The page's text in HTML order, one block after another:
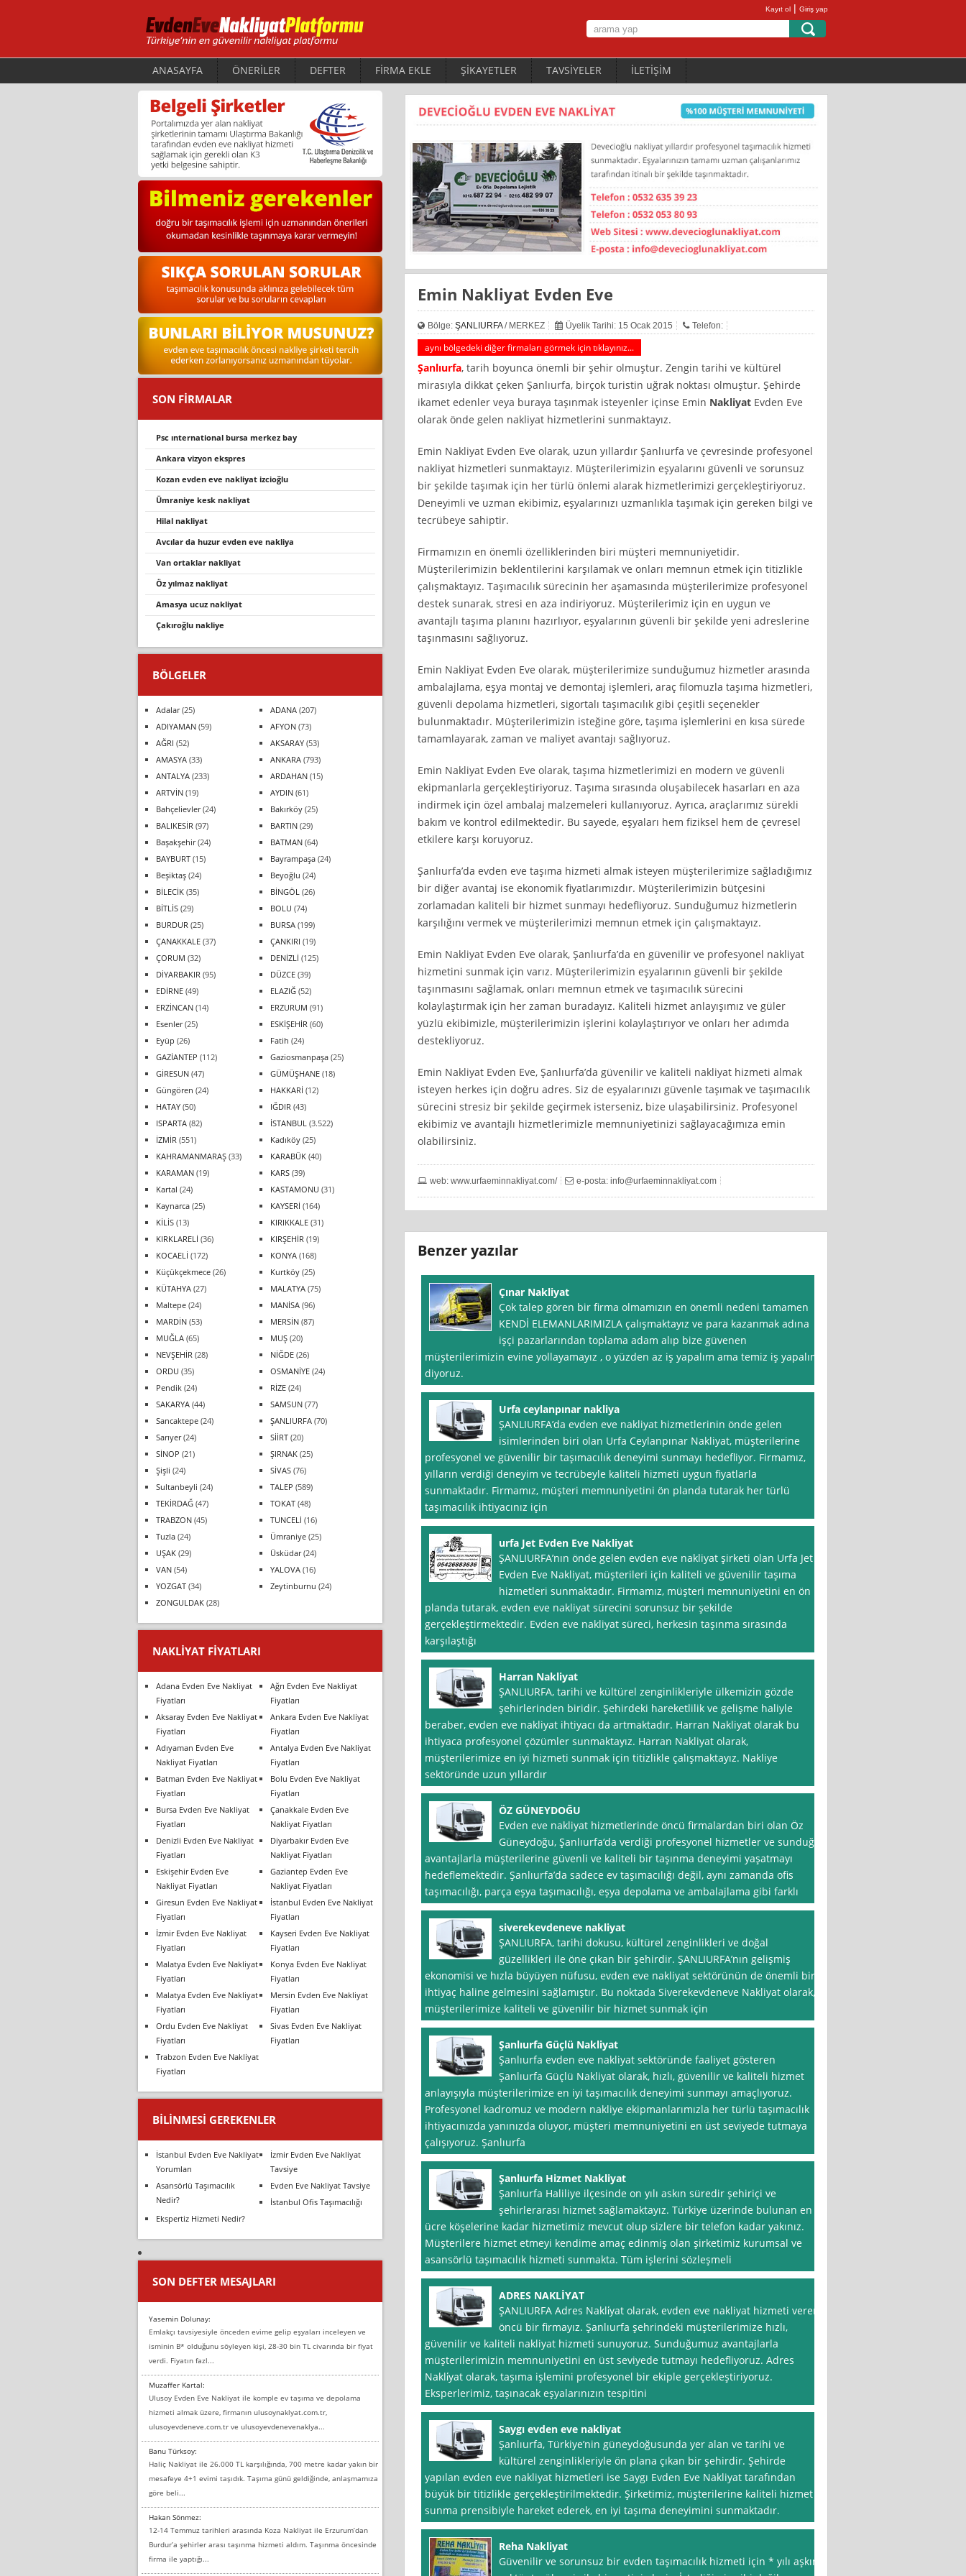
Kayıt ol | Giriş yap
ANASAYFA ÖNERİLER DEFTER FİRMA EKLE ŞİKAYETLER TAVSİYELER İLETİŞİM
Emin Nakliyat Evden Eve
Bölge: ŞANLIURFA/ MERKEZ Üyelik Tarihi: 15 Ocak 2015 Telefon:
aynı bölgedeki diğer firmaları görmek için tıklayınız...
Şanlıurfa, tarih boyunca önemli bir şehir olmuştur. Zengin tarihi ve kültürel
mirasıyla dikkat çeken Şanlıurfa, birçok turistin uğrak noktası olmuştur. Şehirde
ikamet edenler veya buraya taşınmak isteyenler içinse Emin NakliyatEvden Eve
olarak önde gelen nakliyat hizmetlerini sunmaktayız.
Emin Nakliyat Evden Eve olarak, uzun yıllardır Şanlıurfa ve çevresinde profesyonel
nakliyat hizmetleri sunmaktayız. Müşterilerimizin eşyalarını güvenli ve sorunsuz
bir şekilde taşımak için her türlü önlemi alarak hizmetlerimizi gerçekleştiriyoruz.
Deneyimli ve uzman ekibimiz, eşyalarınızı uzmanlıkla taşımak için gereken bilgi ve
tecrübeye sahiptir.
Firmamızın en önemli özelliklerinden biri müşteri memnuniyetidir.
Müşterilerimizin beklentilerini karşılamak ve onları memnun etmek için titizlikle
çalışmaktayız. Taşımacılık sürecinin her aşamasında müşterilerimize profesyonel
destek sunarak, stresi en aza indiriyoruz. Müşterilerimiz için en uygun ve
avantajlı taşıma planını hazırlıyor, eşyalarının güvenli bir şekilde yeni adreslerine
taşınmasını sağlıyoruz.
Emin Nakliyat Evden Eve olarak, müşterilerimize sunduğumuz hizmetler arasında
ambalajlama, eşya montaj ve demontaj işlemleri, araç filomuzla taşıma hizmetleri,
güvenli depolama hizmetleri, sigortalı taşımacılık gibi çeşitli seçenekler
bulunmaktadır. Müşterilerimizin isteğine göre, taşıma işlemlerini en kısa sürede
tamamlayarak, zaman ve maliyet avantajı sağlıyoruz.
Emin Nakliyat Evden Eve olarak, taşıma hizmetlerimizi en modern ve güvenli
ekipmanlarla gerçekleştiriyoruz. Taşıma sırasında oluşabilecek hasarları en aza
indirmek için özel ambalaj malzemeleri kullanıyoruz. Ayrıca, araçlarımız sürekli
bakım ve kontrol edilmektedir. Bu sayede, eşyaları hem fiziksel hem de çevresel
etkilere karşı koruyoruz.
Şanlıurfa’da evden eve taşıma hizmeti almak isteyen müşterilerimize sağladığımız
bir diğer avantaj ise ekonomik fiyatlarımızdır. Müşterilerimizin bütçesini
zorlamadan kaliteli bir hizmet sunmayı hedefliyoruz. Sunduğumuz hizmetlerin
karşılığını vermek ve müşterilerimizi memnun etmek için çalışmaktayız.
Emin Nakliyat Evden Eve olarak, Şanlıurfa’da en güvenilir ve profesyonel nakliyat
hizmetini sunmak için varız. Müşterilerimizin eşyalarının güvenli bir şekilde
taşınmasını sağlamak, onları memnun etmek ve taşımacılık sürecini
kolaylaştırmak için her zaman buradayız. Kaliteli hizmet anlayışımız ve güler
yüzlü ekibimizle, müşterilerimizin işlerini kolaylaştırıyor ve onları her adımda
destekliyoruz.
Emin Nakliyat Evden Eve, Şanlıurfa’da güvenilir ve kaliteli nakliyat hizmeti almak
isteyen herkes için doğru adres. Siz de eşyalarınızı güvenle taşımak ve taşımacılık
sürecini stresiz bir şekilde geçirmek isterseniz, bize ulaşabilirsiniz. Profesyonel
ekibimiz ve avantajlı hizmetlerimizle memnuniyetinizi sağlayacağımıza emin
olabilirsiniz.
web: www.urfaeminnakliyat.com/ e-posta: info@urfaeminnakliyat.com
Benzer yazılar
Çınar Nakliyat
Çok talep gören bir firma olmamızın en önemli nedeni tamamen
KENDİ ELEMANLARIMIZLA çalışmaktayız ve para kazanmak adına
işçi pazarlarından toplama adam alıp bize güvenen
müşterilerimizin evine yollayamayız , o yüzden az iş yapalım ama temiz iş yapalım
diyoruz.
Urfa ceylanpınar nakliya
ŞANLIURFA’da evden eve nakliyat hizmetlerinin önde gelen
isimlerinden biri olan Urfa Ceylanpınar Nakliyat, müşterilerine
profesyonel ve güvenilir bir taşımacılık deneyimi sunmayı hedefliyor. Firmamız,
yılların verdiği deneyim ve tecrübeyle kaliteli hizmeti uygun fiyatlarla
sunmaktadır. Firmamız, müşteri memnuniyetini ön planda tutarak her türlü
taşımacılık ihtiyacınız için
urfa Jet Evden Eve Nakliyat
ŞANLIURFA’nın önde gelen evden eve nakliyat şirketi olan Urfa Jet
Evden Eve Nakliyat, müşterileri için kaliteli ve güvenilir taşıma
hizmetleri sunmaktadır. Firmamız, müşteri memnuniyetini en ön
planda tutarak, evden eve nakliyat sürecini sorunsuz bir şekilde
gerçekleştirmektedir. Evden eve nakliyat süreci, herkesin taşınma sırasında
karşılaştığı
Harran Nakliyat
ŞANLIURFA, tarihi ve kültürel zenginlikleriyle ülkemizin gözde
şehirlerinden biridir. Şehirdeki hareketlilik ve gelişme haliyle
beraber, evden eve nakliyat ihtiyacı da artmaktadır. Harran Nakliyat olarak bu
ihtiyaca profesyonel çözümler sunmaktayız. Harran Nakliyat olarak,
müşterilerimize en iyi hizmeti sunmak için titizlikle çalışmaktayız. Nakliye
sektöründe uzun yıllardır
ÖZ GÜNEYDOĞU
Evden eve nakliyat hizmetlerinde öncü firmalardan biri olan Öz
Güneydoğu, Şanlıurfa‘da verdiği profesyonel hizmetler ve sunduğu
avantajlarla müşterilerine güvenli ve kaliteli bir taşınma deneyimi yaşatmayı
hedeflemektedir. Şanlıurfa’da sadece ev taşımacılığı değil, aynı zamanda ofis
taşımacılığı, parça eşya taşımacılığı, eşya depolama ve ambalajlama gibi farklı
siverekevdeneve nakliyat
ŞANLIURFA, tarihi dokusu, kültürel zenginlikleri ve doğal
güzellikleri ile öne çıkan bir şehirdir. ŞANLIURFA’nın gelişmiş
ekonomisi ve hızla büyüyen nüfusu, evden eve nakliyat sektörünün de önemli bir
ihtiyaç haline gelmesini sağlamıştır. Bu noktada Siverekevdeneve Nakliyat olarak,
müşterilerimize kaliteli ve güvenilir bir hizmet sunmak için
Şanlıurfa Güçlü Nakliyat
Şanlıurfa evden eve nakliyat sektöründe faaliyet gösteren
Şanlıurfa Güçlü Nakliyat olarak, hızlı, güvenilir ve kaliteli hizmet
anlayışıyla müşterilerimize en iyi taşımacılık deneyimi sunmayı amaçlıyoruz.
Profesyonel kadromuz ve modern nakliye ekipmanlarımızla her türlü taşımacılık
ihtiyacınızda yanınızda oluyor, müşteri memnuniyetini en üst seviyede tutmaya
çalışıyoruz. Şanlıurfa
Şanlıurfa Hizmet Nakliyat
Şanlıurfa Haliliye ilçesinde on yılı askın süredir şehiriçi ve
şehirlerarası hizmet sağlamaktayız. Türkiye üzerinde bulunan en
ücre köşelerine kadar hizmetimiz mevcut olup sizlere bir telefon kadar yakınız.
Müşterilere hizmet etmeyi kendime amaç edinmiş olan şirketimiz kurumsal ve
asansörlü taşımacılık hizmeti sunmakta. Tüm işlerini sözleşmeli
ADRES NAKLİYAT
ŞANLIURFA Adres Nakli̇yat olarak, evden eve nakliyat hizmeti veren
öncü bir firmayız. Şanlıurfa şehrindeki müşterilerimize hızlı,
güvenilir ve kaliteli nakliyat hizmeti sunuyoruz. Sunduğumuz avantajlarla
müşterilerimizin memnuniyetini en üst seviyede tutmayı hedefliyoruz. Adres
Nakli̇yat olarak, taşıma işlemini profesyonel bir ekiple gerçekleştiriyoruz.
Eksperlerimiz, taşınacak eşyalarınızın tespitini
Saygı evden eve nakliyat
Şanlıurfa, Türkiye’nin güneydoğusunda yer alan ve tarihi ve
kültürel zenginlikleriyle ön plana çıkan bir şehirdir. Şehirde
yapılan evden eve nakliyat hizmetleri ise Saygı Evden Eve Nakliyat tarafından
büyük bir titizlikle gerçekleştirilmektedir. Şirketimiz, müşterilerine kaliteli hizmet
sunma prensibiyle hareket ederek, en iyi taşıma deneyimini sunmaktadır.
Reha Nakliyat
Güvenilir ve sorunsuz bir evden taşımacılık hizmeti için * yılı aşkın
SON FİRMALAR
psc ınternational bursa merkez bay
ankara vizyon ekspres
kozan evden eve nakli̇yat i̇zci̇oğlu
ümraniye kesk nakliyat
hilal nakliyat
avcılar da huzur evden eve nakliya
van ortaklar nakliyat
öz yılmaz nakliyat
amasya ucuz nakliyat
çakıroğlu nakliye
BÖLGELER
Adalar(25) ADANA (207)
ADIYAMAN (59) AFYON (73)
AĞRI (52) AKSARAY (53)
AMASYA (33) ANKARA (793)
ANTALYA (233) ARDAHAN (15)
ARTVİN (19) AYDIN (61)
Bahçelievler(24) Bakırköy (25)
BALIKESİR (97) BARTIN (29)
Başakşehir(24) BATMAN (64)
BAYBURT (15) Bayrampaşa (24)
Beşiktaş (24) Beyoğlu (24)
BİLECİK (35) BİNGÖL (26)
BİTLİS (29) BOLU (74)
BURDUR (25) BURSA (199)
ÇANAKKALE (37) ÇANKIRI (19)
ÇORUM (32) DENİZLİ (125)
DİYARBAKIR (95) DÜZCE (39)
EDİRNE (49) ELAZIĞ (52)
ERZİNCAN (14) ERZURUM (91)
Esenler(25) ESKİŞEHİR (60)
Eyüp (26) Fatih (24)
GAZİANTEP (112) Gaziosmanpaşa (25)
GİRESUN (47) GÜMÜŞHANE (18)
Güngören (24) HAKKARİ (12)
HATAY (50) IĞDIR (43)
ISPARTA (82) İSTANBUL (3.522)
İZMİR (551) Kadıköy (25)
KAHRAMANMARAŞ (33) KARABÜK (40)
KARAMAN (19) KARS (39)
Kartal (24) KASTAMONU (31)
Kaynarca (25) KAYSERİ (164)
KİLİS (13) KIRIKKALE (31)
KIRKLARELİ (36) KIRŞEHİR (19)
KOCAELİ (172) KONYA (168)
Küçükçekmece (26) Kurtköy (25)
KÜTAHYA (27) MALATYA (75)
Maltepe (24) MANİSA (96)
MARDİN (53) MERSİN (87)
MUĞLA (65) MUŞ (20)
NEVŞEHİR (28) NİĞDE (26)
ORDU (35) OSMANİYE (24)
Pendik (24) RİZE (24)
SAKARYA (44) SAMSUN (77)
Sancaktepe (24) ŞANLIURFA (70)
Sarıyer(24) SİİRT (20)
SİNOP (21) ŞIRNAK (25)
Şişli (24) SİVAS (76)
Sultanbeyli (24) TALEP (589)
TEKİRDAĞ (47) TOKAT (48)
TRABZON (45) TUNCELİ (16)
Tuzla (24) Ümraniye (25)
UŞAK (29) Üsküdar(24)
VAN (54) YALOVA (16)
YOZGAT (34) Zeytinburnu (24)
ZONGULDAK (28)
NAKLIYAT FIYATLARI
Adana Evden Eve Nakliyat
Fiyatları
Ağrı Evden Eve Nakliyat
Fiyatları
Aksaray Evden Eve Nakliyat
Fiyatları
Ankara Evden Eve Nakliyat
Fiyatları
Adıyaman Evden Eve
Nakliyat Fiyatları
Antalya Evden Eve Nakliyat
Fiyatları
Batman Evden Eve Nakliyat
Fiyatları
Bolu Evden Eve Nakliyat
Fiyatları
Bursa Evden Eve Nakliyat
Fiyatları
Çanakkale Evden Eve
Nakliyat Fiyatları
Denizli Evden Eve Nakliyat
Fiyatları
Diyarbakır Evden Eve
Nakliyat Fiyatları
Eskişehir Evden Eve
Nakliyat Fiyatları
Gaziantep Evden Eve
Nakliyat Fiyatları
Giresun Evden Eve Nakliyat
Fiyatları
İstanbul Evden Eve Nakliyat
Fiyatları
İzmir Evden Eve Nakliyat
Fiyatları
Kayseri Evden Eve Nakliyat
Fiyatları
Malatya Evden Eve Nakliyat
Fiyatları
Konya Evden Eve Nakliyat
Fiyatları
Malatya Evden Eve Nakliyat
Fiyatları
Mersin Evden Eve Nakliyat
Fiyatları
Ordu Evden Eve Nakliyat
Fiyatları
Sivas Evden Eve Nakliyat
Fiyatları
Trabzon Evden Eve Nakliyat
Fiyatları
BILINMESI GEREKENLER
İstanbul Evden Eve Nakliyat
Yorumları
İzmir Evden Eve Nakliyat
Tavsiye
Asansörlü Taşımacılık
Nedir?
Evden Eve Nakliyat Tavsiye
İstanbul Ofis Taşımacılığı
Ekspertiz Hizmeti Nedir?
SON DEFTER MESAJLARI
Yasemin Dolunay:
Emlakçı tavsiyesiyle önceden evime gelip eşyaları inceleyen ve
isminin B* olduğunu söyleyen kişi, 28-30 bin TL civarında bir fiyat
verdi. Fiyatın fazl...
Muzaffer Kartal:
Ulusoy Evden Eve Nakliyat ile komple ev taşıma ve depolama
hizmeti almak üzere, firmanın ulusoynaklyat.com.tr,
ulusoyevdeneve.com.tr ve ulusoyevdenevenaklya...
Banu Türksoy:
Haliç Nakliyat ile 26.000 TL karşılığında, 700 metre kadar yakın bir
mesafeye 4+1 evimi taşıdık. Taşıma günü geldiğinde, anlaşmamıza
göre beli...
Hakan Sönmez:
12-14 Temmuz tarihleri arasında Koza Nakliyat ile Erzurum’dan
Burdur’a şehirler arası taşınma hizmeti aldım. Taşınma öncesinde
firma ile yaptığı...